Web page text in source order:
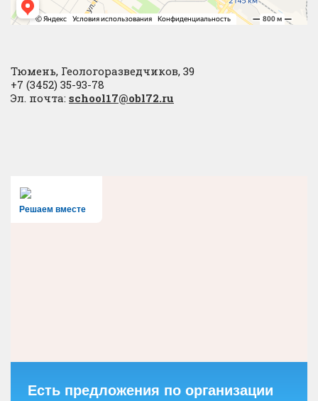
Тюмень, Геологоразведчиков, 39
+7 (3452) 35-93-78
Эл. почта: school17@obl72.ru
Решаем вместе
Есть предложения по организации